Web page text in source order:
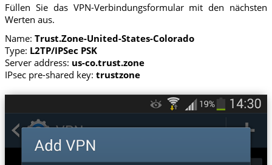
Füllen Sie das VPN-Verbindungsformular mit den nächsten
Werten aus.
Name: Trust.Zone-United-States-Colorado
Type: L2TP/IPSec PSK
Server address: us-co.trust.zone
IPsec pre-shared key: trustzone